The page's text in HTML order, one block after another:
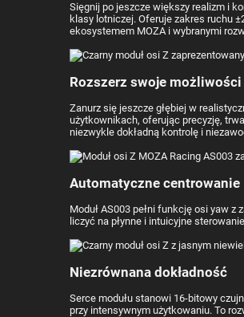
Sięgnij po jeszcze większy realizm i
klasy lotniczej. Oferuje zakres ruchu
ekosystemem MOZA i wybranymi
Rozszerz swoje możliwości
Zanurz się jeszcze głębiej w
użytkownikach, oferując precyzję,
niezwykle dokładną kontrolę i
Automatyczne centrowanie
Moduł AS003 pełni funkcję osi yaw
liczyć na płynne i intuicyjne
Niezrównana dokładność
Serce modułu stanowi 16-bitowy
przy intensywnym użytkowaniu. To